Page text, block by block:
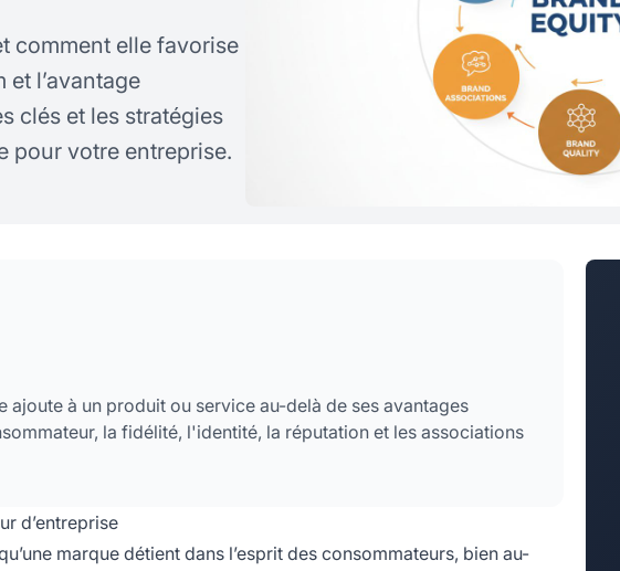
comment elle favorise
l’avantage
clés et les stratégies
pour votre entreprise.
ajoute à un produit ou service au-delà de ses avantages
la fidélité, l'identité, la réputation et les associations
d’entreprise
marque détient dans l’esprit des consommateurs, bien au-